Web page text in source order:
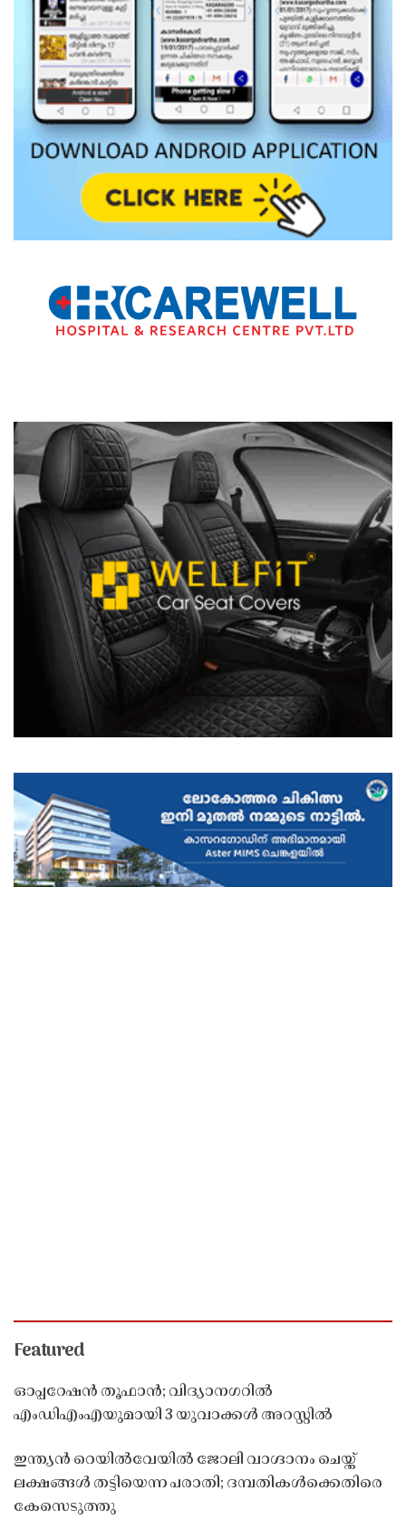
Featured
ഓപ്പറേഷൻ തൂഫാൻ; വിദ്യാനഗറിൽ
എംഡിഎംഎയുമായി 3 യുവാക്കൾ അറസ്റ്റിൽ
ഇന്ത്യൻ റെയിൽവേയിൽ ജോലി വാഗ്ദാനം ചെയ്ത്
ലക്ഷങ്ങൾ തട്ടിയെന്ന പരാതി; ദമ്പതികൾക്കെതിരെ
കേസെടുത്തു